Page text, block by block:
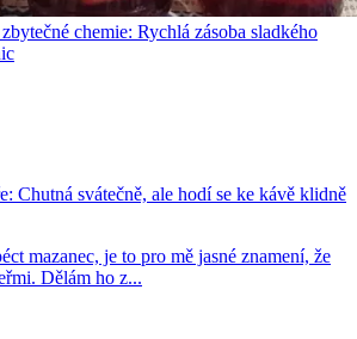
chemie: Rychlá zásoba sladkého
Chutná svátečně, ale hodí se ke kávě klidně
mazanec, je to pro mě jasné znamení, že
Dělám ho z...